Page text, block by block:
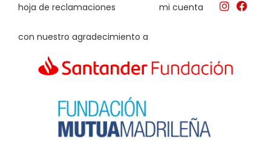
con nuestro agradecimiento a
hoja de reclamaciones
mi cuenta